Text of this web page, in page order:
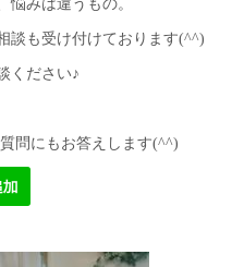
悩みは違うもの。
談も受け付けております(^^)
ください♪
問にもお答えします(^^)